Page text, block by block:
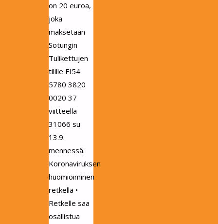
on 20 euroa,
joka
maksetaan
Sotungin
Tulikettujen
tilille FI54
5780 3820
0020 37
viitteellä
31066 su
13.9.
mennessä.
Koronaviruksen
huomioiminen
retkellä •
Retkelle saa
osallistua